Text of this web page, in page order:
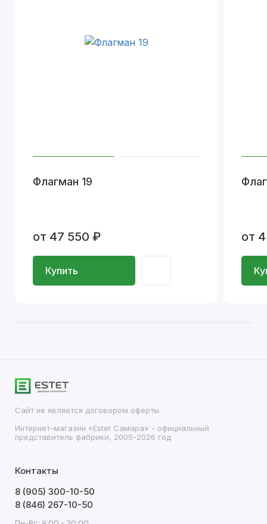
Флагман 19
от 47 550 ₽
Купить
от
Сайт не является договором оферты.
Интернет-магазин «Estet Самара» - официальный
представитель фабрики, 2005-2026 год
Контакты
8 (905) 300-10-50
8 (846) 267-10-50